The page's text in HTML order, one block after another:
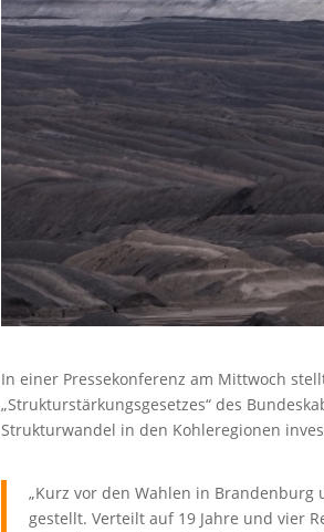
In einer Pressekonferenz am Mittwoch
„Strukturstärkungsgesetzes“ des
Strukturwandel in den Kohleregionen
„Kurz vor den Wahlen in
gestellt. Verteilt auf 19 Jahre und vier